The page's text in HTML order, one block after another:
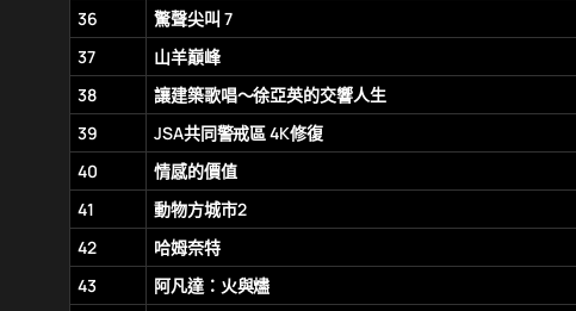
36
驚聲尖叫 7
37
山羊巔峰
38
讓建築歌唱～徐亞英的交響人生
39
JSA共同警戒區 4K修復
40
情感的價值
41
動物方城市2
42
哈姆奈特
43
阿凡達：火與燼